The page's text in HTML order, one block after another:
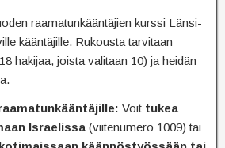
raamatunkääntäjien kurssi Länsi-
kääntäjille. Rukousta tarvitaan
hakijaa, joista valitaan 10) ja heidän
Voit tukea
Israelissa (viitenumero 1009) tai